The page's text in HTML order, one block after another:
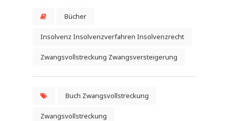
Bücher
Insolvenz Insolvenzverfahren Insolvenzrecht
Zwangsvollstreckung Zwangsversteigerung
Buch Zwangsvollstreckung
Zwangsvollstreckung